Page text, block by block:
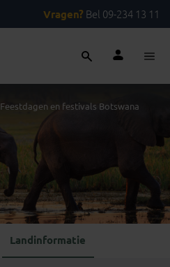
Vragen? Bel 09-234 13 11
Feestdagen en festivals Botswana
Landinformatie